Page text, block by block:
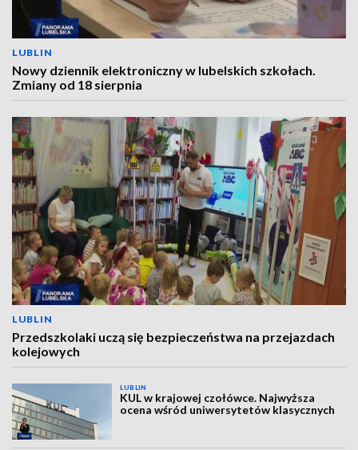
LUBLIN
Nowy dziennik elektroniczny w lubelskich szkołach.
Zmiany od 18 sierpnia
LUBLIN
Przedszkolaki uczą się bezpieczeństwa na przejazdach
kolejowych
LUBLIN
KUL w krajowej czołówce. Najwyższa
ocena wśród uniwersytetów klasycznych